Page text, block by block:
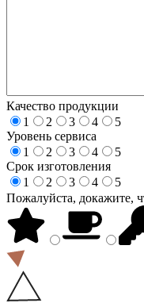
Качество продукции
1
2 3 4
5
Уровень сервиса
1
2 3 4
5
Срок изготовления
1
2 3 4
5
Пожалуйста, докажите,